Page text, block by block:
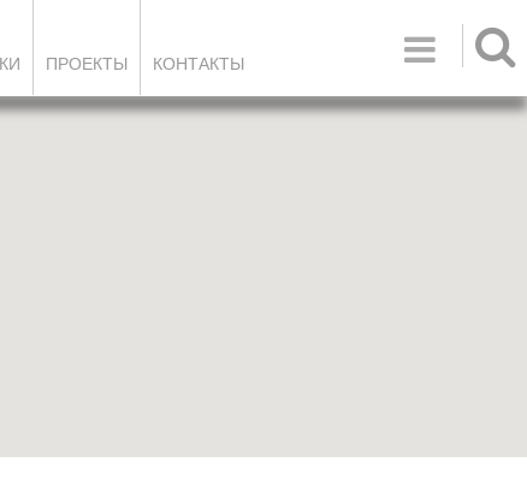

ПРОЕКТЫ КОНТАКТЫ